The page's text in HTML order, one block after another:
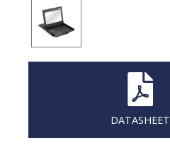
DATASHEET